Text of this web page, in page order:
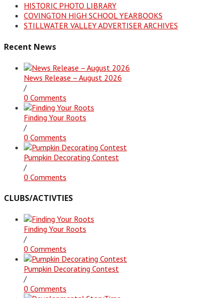
HISTORIC PHOTO LIBRARY
COVINGTON HIGH SCHOOL YEARBOOKS
STILLWATER VALLEY ADVERTISER ARCHIVES
Recent News
News Release – August 2026
/
0 Comments
Finding Your Roots
/
0 Comments
Pumpkin Decorating Contest
/
0 Comments
CLUBS/ACTIVTIES
Finding Your Roots
/
0 Comments
Pumpkin Decorating Contest
/
0 Comments